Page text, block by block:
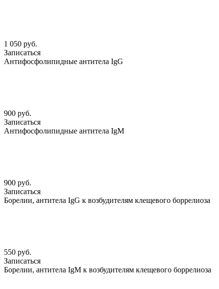
1 050 руб.
Записаться
Антифосфолипидные антитела IgG
900 руб.
Записаться
Антифосфолипидные антитела IgM
900 руб.
Записаться
Борелии, антитела IgG к возбудителям клещевого боррелиоза
550 руб.
Записаться
Борелии, антитела IgМ к возбудителям клещевого боррелиоза